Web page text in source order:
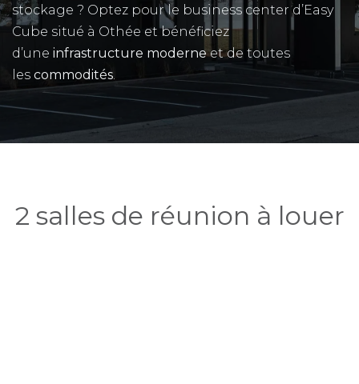
stockage ? Optez pour le business center d’Easy
Cube situé à Othée et bénéficiez
d’une infrastructure moderneet de toutes
les commodités.
2 salles de réunion à louer